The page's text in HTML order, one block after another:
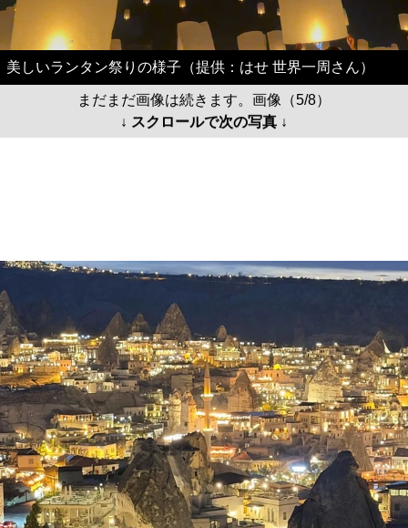
美しいランタン祭りの様子（提供：はせ 世界一周さん）
まだまだ画像は続きます。画像（5/8）
↓ スクロールで次の写真 ↓